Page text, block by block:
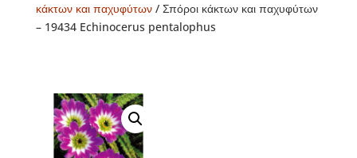
κάκτων και παχυφύτων/ Σπόροι κάκτων και παχυφύτων
– 19434 Echinocerus pentalophus